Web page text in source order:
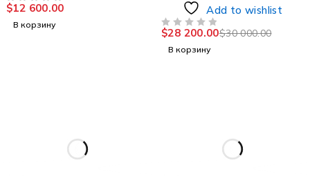
$12 600.00
В корзину
Add to wishlist
$30 000.00
$28 200.00
В корзину